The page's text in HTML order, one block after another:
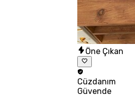
Öne Çıkan
Cüzdanım
Güvende